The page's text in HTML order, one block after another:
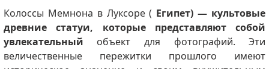
Колоссы Мемнона в Луксоре ( Египет) — культовые
древние статуи, которые представляют собой
увлекательный объект для фотографий.Эти
величественные пережитки прошлого имеют